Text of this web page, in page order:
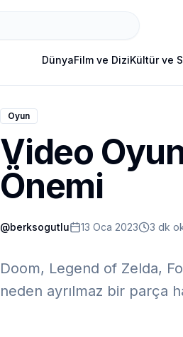
DünyaFilm ve DiziKültür ve
Oyun
Video
Önemi
@berksogutlu 13 Oca 2023 3 dk
Doom, Legend of Zelda,
neden ayrılmaz bir parça